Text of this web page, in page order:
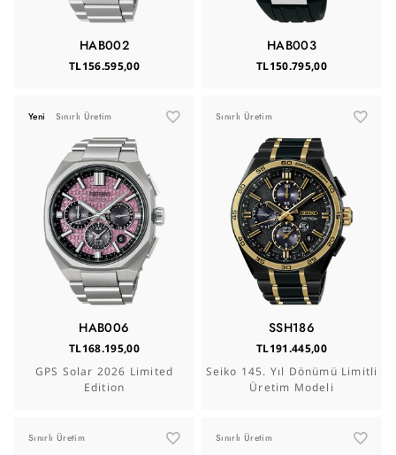
HAB002
TL156.595,00
HAB003
TL150.795,00
Yeni Sınırlı Üretim
HAB006
TL168.195,00
GPS Solar 2026 Limited
Edition
Sınırlı Üretim
SSH186
TL191.445,00
Seiko 145. Yıl Dönümü Limitli
Üretim Modeli
Sınırlı Üretim Sınırlı Üretim